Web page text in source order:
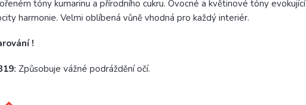
tóny kumarinu a přírodního cukru. Ovocné a květinové tóny evokující
harmonie. Velmi oblíbená vůně vhodná pro každý interiér.
!
Způsobuje vážné podráždění očí.